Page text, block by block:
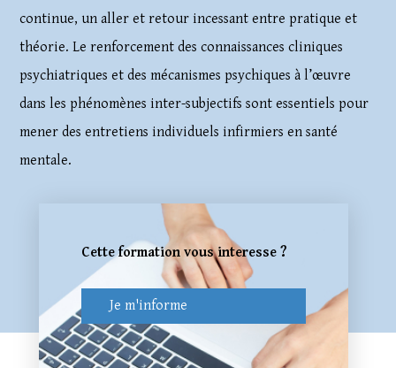
continue, un aller et retour incessant entre pratique et
théorie. Le renforcement des connaissances cliniques
psychiatriques et des mécanismes psychiques à l’œuvre
dans les phénomènes inter-subjectifs sont essentiels pour
mener des entretiens individuels infirmiers en santé
mentale.
Cette formation vous interesse ?
Je m'informe